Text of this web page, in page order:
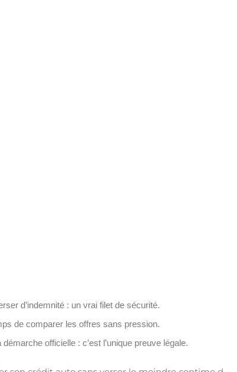
d’indemnité : un vrai filet de sécurité.
de comparer les offres sans pression.
officielle : c’est l’unique preuve légale.